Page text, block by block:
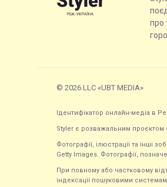
про
© 2026 LLC «UBT MEDIA»
Ідентифікатор онлайн-медіа в
Styler є розважальним проєктом
Фотографії, ілюстрації та інші
Getty Images. Фотографії,
При повному або частковому
індексації пошуковими